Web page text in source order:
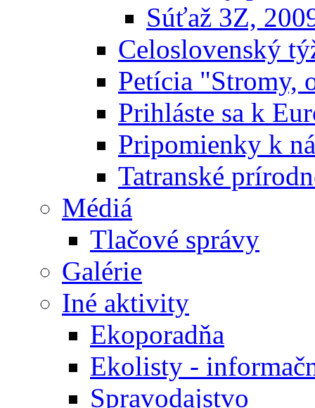
Súťaž 3Z,
Celoslovenský
Petícia "Stromy,
Prihláste sa k
Pripomienky k
Tatranské
Médiá
Tlačové správy
Galérie
Iné aktivity
Ekoporadňa
Ekolisty -
Spravodajstvo